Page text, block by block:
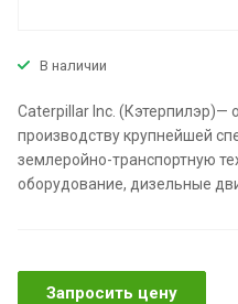
В наличии
Caterpillar Inc. (Кэтерпилэр)—
производству крупнейшей
землеройно-транспортную
оборудование, дизельные
Запросить цену